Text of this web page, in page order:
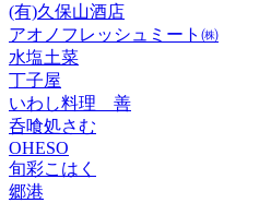
(有)久保山酒店
アオノフレッシュミート㈱
水塩土菜
丁子屋
いわし料理 善
呑喰処さむ
OHESO
旬彩こはく
郷港